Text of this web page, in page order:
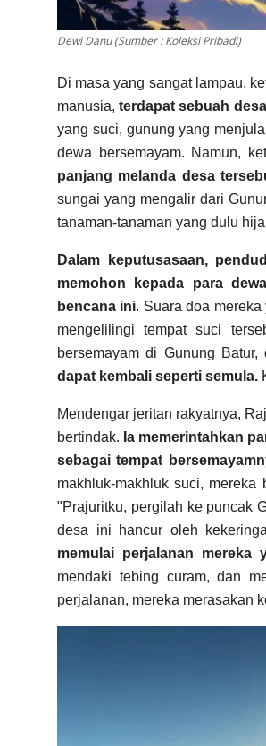
Dewi Danu (Sumber : Koleksi Pribadi)
Di masa yang sangat lampau,
manusia,terdapat sebuah
yang suci, gunung yang
dewa bersemayam. Namun,
panjang melanda desa
sungai yang mengalir dari
tanaman-tanaman yang dulu
Dalam keputusasaan,
memohon kepada para
bencana ini. Suara doa
mengelilingi tempat suci
bersemayam di Gunung
dapat kembali seperti semula.
Mendengar jeritan rakyatnya,
bertindak. Ia memerintahkan
sebagai tempat
makhluk-makhluk suci,
"Prajuritku, pergilah ke puncak
desa ini hancur oleh
memulai perjalanan
mendaki tebing curam, dan
perjalanan, mereka merasakan